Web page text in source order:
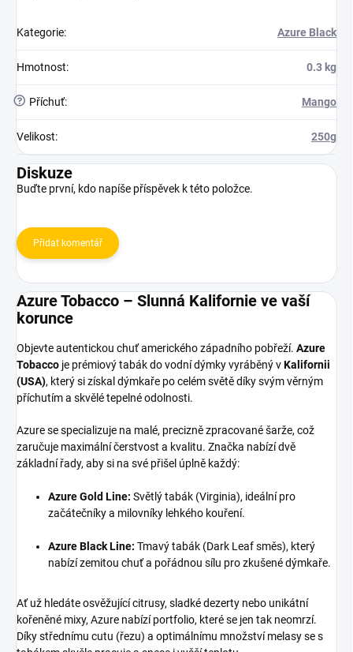
Kategorie: Azure Black
Hmotnost: 0.3 kg
? Příchuť: Mango
Velikost: 250g
Diskuze
Buďte první, kdo napíše příspěvek k této položce.
Přidat komentář
Azure Tobacco – Slunná Kalifornie ve vaší
korunce
Objevte autentickou chuť amerického západního pobřeží. Azure
Tobacco je prémiový tabák do vodní dýmky vyráběný vKalifornii
(USA), který si získal dýmkaře po celém světě díky svým věrným
příchutím a skvělé tepelné odolnosti.
Azure se specializuje na malé, precizně zpracované šarže, což
zaručuje maximální čerstvost a kvalitu. Značka nabízí dvě
základní řady, aby si na své přišel úplně každý:
Azure Gold Line: Světlý tabák (Virginia), ideální pro
začátečníky a milovníky lehkého kouření.
Azure Black Line: Tmavý tabák (Dark Leaf směs), který
nabízí zemitou chuť a pořádnou sílu pro zkušené dýmkaře.
Ať už hledáte osvěžující citrusy, sladké dezerty nebo unikátní
kořeněné mixy, Azure nabízí portfolio, které se jen tak neomrzí.
Díky střednímu cutu (řezu) a optimálnímu množství melasy se s